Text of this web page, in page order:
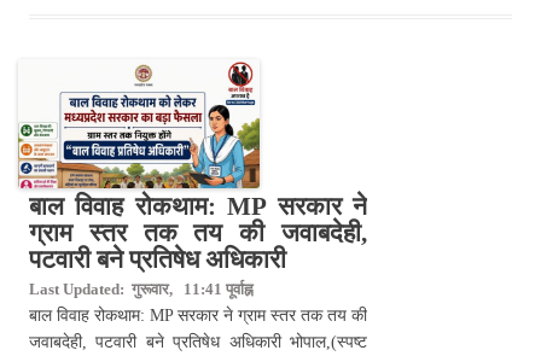
बाल विवाह रोकथाम: MP सरकार ने
ग्राम स्तर तक तय की जवाबदेही,
पटवारी बने प्रतिषेध अधिकारी
Last Updated: गुरूवार, 11:41 पूर्वाह्न
बाल विवाह रोकथाम: MP सरकार ने ग्राम स्तर तक तय की
जवाबदेही, पटवारी बने प्रतिषेध अधिकारी भोपाल,(स्पष्ट